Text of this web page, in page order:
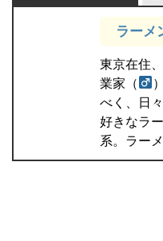
ラーメ
東京在住
業家（
べく、日
好きなラ
系。ラー